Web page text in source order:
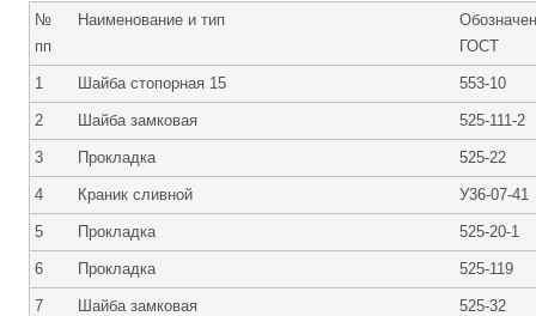
Крюинг
Журнал
Реклама
Флот
Галерея флота
Форум
Отзывы
Все службы
№
пп
Наименование и тип
ГОСТ
1 Шайба стопорная 15 553-10
2 Шайба замковая 525-111-2
3 Прокладка 525-22
4 Краник сливной У36-07-41
5 Прокладка 525-20-1
6 Прокладка 525-119
7 Шайба замковая 525-32